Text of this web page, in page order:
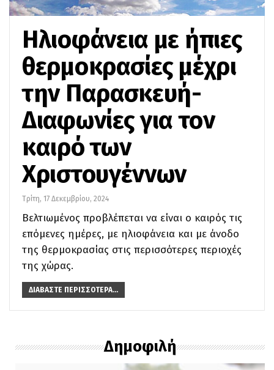
Ηλιοφάνεια με ήπιες
θερμοκρασίες μέχρι
την Παρασκευή-
Διαφωνίες για τον
καιρό των
Χριστουγέννων
Τρίτη, 17 Δεκεμβρίου, 2024
Βελτιωμένος προβλέπεται να είναι ο καιρός τις
επόμενες ημέρες, με ηλιοφάνεια και με άνοδο
της θερμοκρασίας στις περισσότερες περιοχές
της χώρας.
ΔΙΑΒΆΣΤΕ ΠΕΡΙΣΣΌΤΕΡΑ...
Δημοφιλή